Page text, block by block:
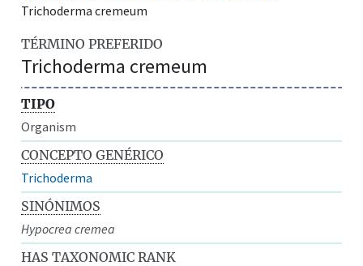
Trichoderma cremeum
TÉRMINO PREFERIDO
Trichoderma cremeum
TIPO
Organism
CONCEPTO GENÉRICO
Trichoderma
SINÓNIMOS
Hypocrea cremea
HAS TAXONOMIC RANK